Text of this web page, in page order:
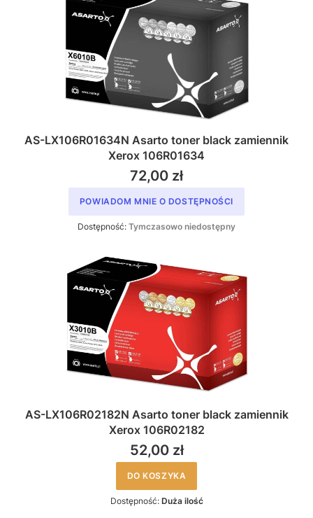
AS-LX106R01634N Asarto toner black zamiennik
Xerox 106R01634
72,00 zł
POWIADOM MNIE O DOSTĘPNOŚCI
Dostępność: Tymczasowo niedostępny
AS-LX106R02182N Asarto toner black zamiennik
Xerox 106R02182
52,00 zł
DO KOSZYKA
Dostępność: Duża ilość